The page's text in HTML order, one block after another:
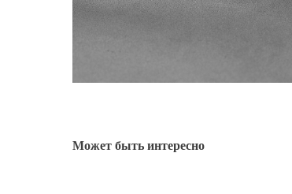
Может быть интересно